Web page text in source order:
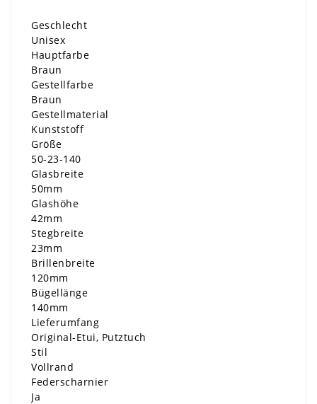
Geschlecht
Unisex
Hauptfarbe
Braun
Gestellfarbe
Braun
Gestellmaterial
Kunststoff
Größe
50-23-140
Glasbreite
50mm
Glashöhe
42mm
Stegbreite
23mm
Brillenbreite
120mm
Bügellänge
140mm
Lieferumfang
Original-Etui, Putztuch
Stil
Vollrand
Federscharnier
Ja